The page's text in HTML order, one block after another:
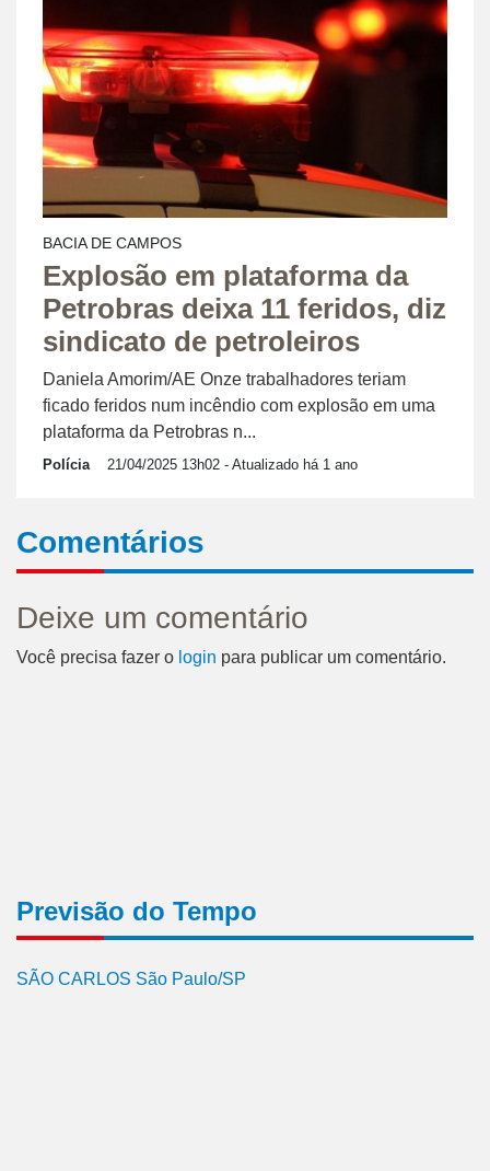
BACIA DE CAMPOS
Explosão em plataforma da
Petrobras deixa 11 feridos, diz
sindicato de petroleiros
Daniela Amorim/AE Onze trabalhadores teriam
ficado feridos num incêndio com explosão em uma
plataforma da Petrobras n...
Polícia 21/04/2025 13h02 - Atualizado há 1 ano
Comentários
Deixe um comentário
Você precisa fazer o login para publicar um comentário.
Previsão do Tempo
SÃO CARLOS São Paulo/SP